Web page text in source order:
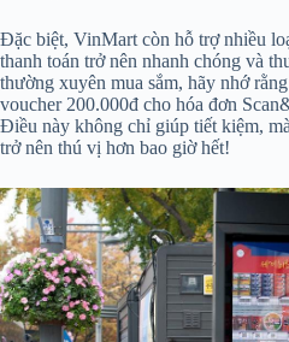
Đặc biệt, VinMart còn hỗ trợ nhiều
thanh toán trở nên nhanh chóng và
thường xuyên mua sắm, hãy nhớ
voucher 200.000đ cho hóa đơn
Điều này không chỉ giúp tiết kiệm,
trở nên thú vị hơn bao giờ hết!